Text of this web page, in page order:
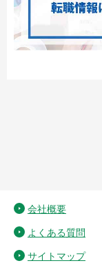
会社概要
よくある質問
サイトマップ